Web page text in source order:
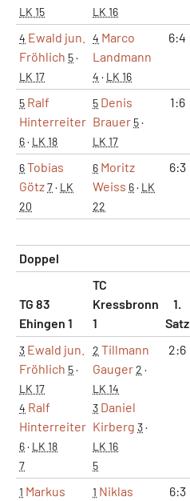
LK 15
LK 16
4 Ewald jun.
Fröhlich 5·
LK 17
4 Marco
Landmann
4 · LK 16
6:4
5 Ralf
Hinterreiter
6· LK 18
5 Denis
Brauer 5·
LK 17
1:6
6Tobias
Götz7· LK
20
6 Moritz
Weiss 6· LK
22
6:3
Doppel
TG 83
Ehingen 1
TC
Kressbronn
1
1.
Satz
3 Ewald jun.
Fröhlich 5·
LK 17
4 Ralf
Hinterreiter
6· LK 18
7
2 Tillmann
Gauger2 ·
LK 14
3 Daniel
Kirberg 3·
LK 16
5
2:6
1 Markus
1 Niklas
6:3